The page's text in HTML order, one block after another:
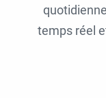
temps réel